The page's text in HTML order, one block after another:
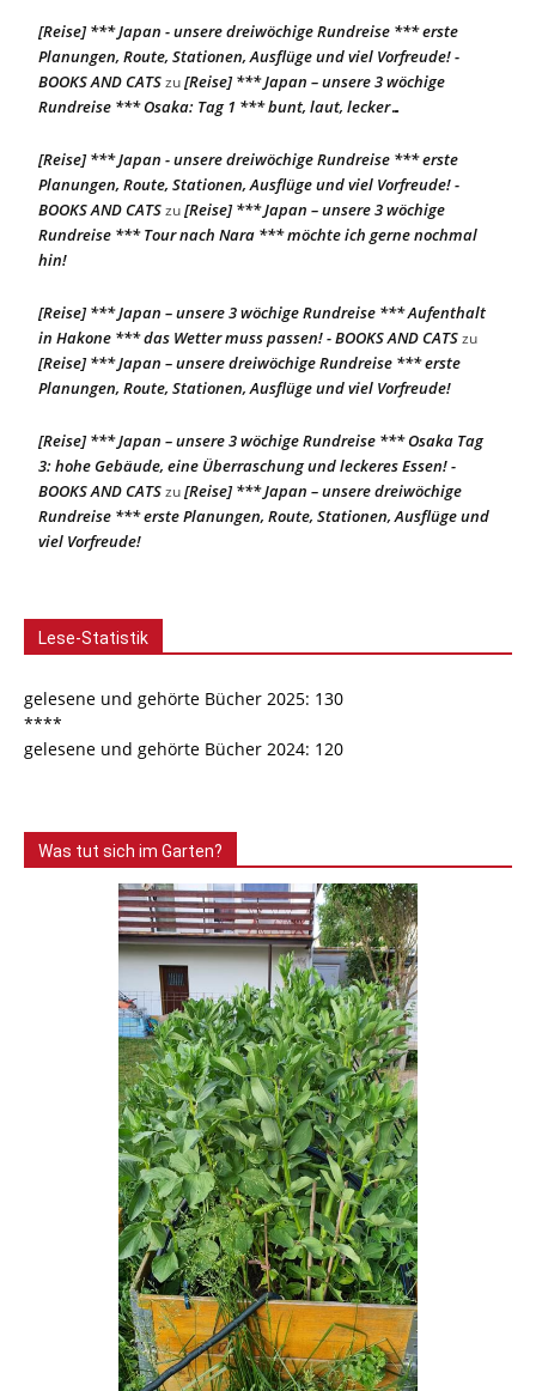
[Reise] *** Japan - unsere dreiwöchige Rundreise *** erste
Planungen, Route, Stationen, Ausflüge und viel Vorfreude! -
BOOKS AND CATSzu[Reise] *** Japan – unsere 3 wöchige
Rundreise *** Osaka: Tag 1 *** bunt, laut, lecker…
[Reise] *** Japan - unsere dreiwöchige Rundreise *** erste
Planungen, Route, Stationen, Ausflüge und viel Vorfreude! -
BOOKS AND CATSzu[Reise] *** Japan – unsere 3 wöchige
Rundreise *** Tour nach Nara *** möchte ich gerne nochmal
hin!
[Reise] *** Japan – unsere 3 wöchige Rundreise *** Aufenthalt
in Hakone *** das Wetter muss passen! - BOOKS AND CATSzu
[Reise] *** Japan – unsere dreiwöchige Rundreise *** erste
Planungen, Route, Stationen, Ausflüge und viel Vorfreude!
[Reise] *** Japan – unsere 3 wöchige Rundreise *** Osaka Tag
3: hohe Gebäude, eine Überraschung und leckeres Essen! -
BOOKS AND CATSzu[Reise] *** Japan – unsere dreiwöchige
Rundreise *** erste Planungen, Route, Stationen, Ausflüge und
viel Vorfreude!
Lese-Statistik
gelesene und gehörte Bücher 2025: 130
****
gelesene und gehörte Bücher 2024: 120
Was tut sich im Garten?